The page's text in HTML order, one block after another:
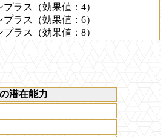
ラス（効果値：4）
ラス（効果値：6）
ラス（効果値：8）
潜在能力